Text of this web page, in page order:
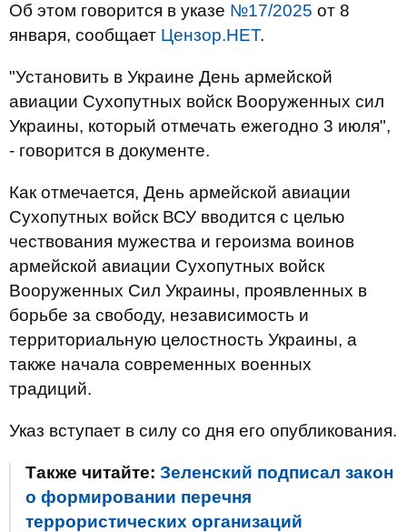
Об этом говорится в указе №17/2025 от 8
января, сообщает Цензор.НЕТ.
"Установить в Украине День армейской
авиации Сухопутных войск Вооруженных сил
Украины, который отмечать ежегодно 3 июля",
- говорится в документе.
Как отмечается, День армейской авиации
Сухопутных войск ВСУ вводится с целью
чествования мужества и героизма воинов
армейской авиации Сухопутных войск
Вооруженных Сил Украины, проявленных в
борьбе за свободу, независимость и
территориальную целостность Украины, а
также начала современных военных
традиций.
Указ вступает в силу со дня его опубликования.
Также читайте: Зеленский подписал закон
о формировании перечня
террористических организаций